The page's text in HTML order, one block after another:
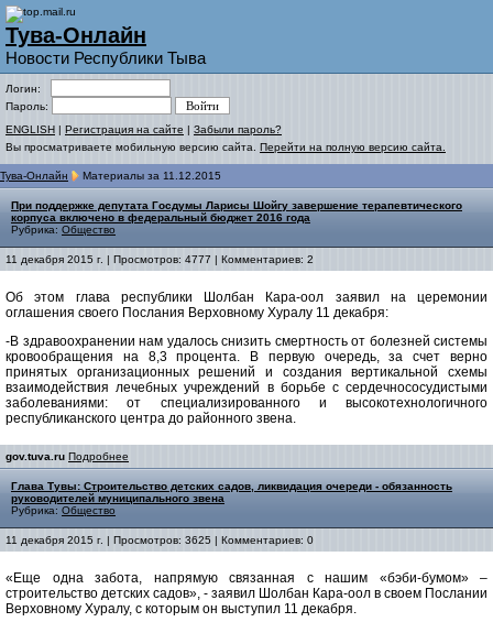
Тува-Онлайн
Новости Республики Тыва
Логин:
Пароль:
ENGLISH | Регистрация на сайте | Забыли пароль?
Вы просматриваете мобильную версию сайта. Перейти на полную версию сайта.
Тува-Онлайн Материалы за 11.12.2015
При поддержке депутата Госдумы Ларисы Шойгу завершение терапевтического
корпуса включено в федеральный бюджет 2016 года
Рубрика: Общество
11 декабря 2015 г. | Просмотров: 4777 | Комментариев: 2
Об этом глава республики Шолбан Кара-оол заявил на церемонии
оглашения своего Послания Верховному Хуралу 11 декабря:
-В здравоохранении нам удалось снизить смертность от болезней системы
кровообращения на 8,3 процента. В первую очередь, за счет верно
принятых организационных решений и создания вертикальной схемы
взаимодействия лечебных учреждений в борьбе с сердечнососудистыми
заболеваниями: от специализированного и высокотехнологичного
республиканского центра до районного звена.
gov.tuva.ru Подробнее
Глава Тувы: Строительство детских садов, ликвидация очереди - обязанность
руководителей муниципального звена
Рубрика: Общество
11 декабря 2015 г. | Просмотров: 3625 | Комментариев: 0
«Еще одна забота, напрямую связанная с нашим «бэби-бумом» –
строительство детских садов», - заявил Шолбан Кара-оол в своем Послании
Верховному Хуралу, с которым он выступил 11 декабря.